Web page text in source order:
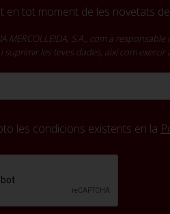
en tot moment de les novetats
MERCOLLEIDA, S.A., com a
suprimir les teves dades, així com
les condicions existents en la